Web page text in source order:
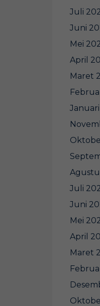
Juli
Juni
Mei
April
Maret
Juli
Juni
Mei
April
Maret